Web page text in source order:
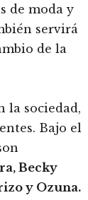
de moda y
servirá
de la
la sociedad,
Bajo el
Becky
y Ozuna.